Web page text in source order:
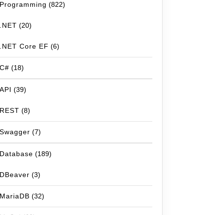
Programming (822)
.NET (20)
.NET Core EF (6)
C# (18)
API (39)
REST (8)
Swagger (7)
Database (189)
DBeaver (3)
MariaDB (32)